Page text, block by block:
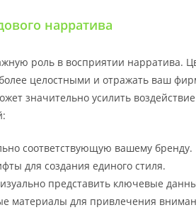
нарратива
роль в восприятии нарратива.
целостными и отражать ваш
значительно усилить
соответствующую вашему бренду.
для создания единого стиля.
представить ключевые
материалы для привлечения